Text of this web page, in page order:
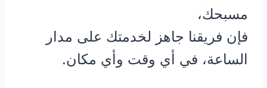
مسبحك،
فإن فريقنا جاهز لخدمتك على مدار
الساعة، في أي وقت وأي مكان.